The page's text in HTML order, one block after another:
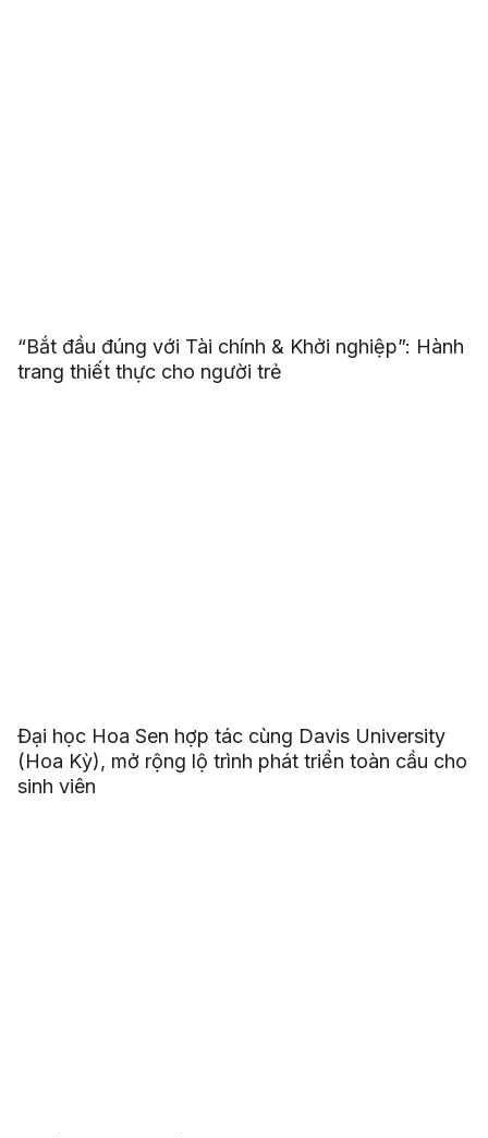
“Bắt đầu đúng với Tài chính & Khởi nghiệp”: Hành
trang thiết thực cho người trẻ
Đại học Hoa Sen hợp tác cùng Davis University
(Hoa Kỳ), mở rộng lộ trình phát triển toàn cầu cho
sinh viên